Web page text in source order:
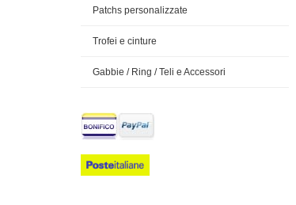
Patchs personalizzate
Trofei e cinture
Gabbie / Ring / Teli e Accessori